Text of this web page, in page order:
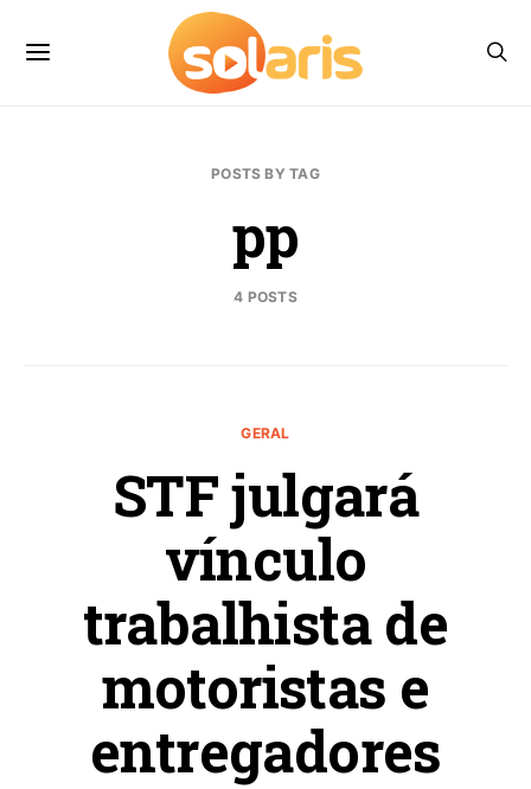
POSTS BY TAG
pp
4 POSTS
GERAL
STF julgará
vínculo
trabalhista de
motoristas e
entregadores